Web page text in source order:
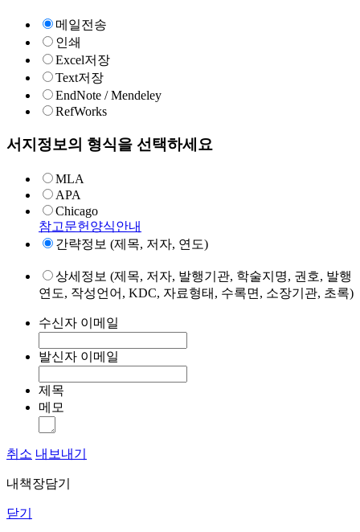
메일전송
인쇄
Excel저장
Text저장
EndNote / Mendeley
RefWorks
서지정보의 형식을 선택하세요
MLA
APA
Chicago
참고문헌양식안내
간략정보 (제목, 저자, 연도)
상세정보 (제목, 저자, 발행기관, 학술지명, 권호, 발행
연도, 작성언어, KDC, 자료형태, 수록면, 소장기관, 초록)
수신자 이메일
발신자 이메일
제목
메모
취소 내보내기
내책장담기
닫기